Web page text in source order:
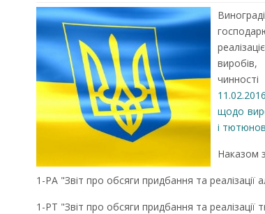
чинності
щодо
і
Наказом
1-РА "Звіт про обсяги придбання та реалізації
1-РТ "Звіт про обсяги придбання та реалізації